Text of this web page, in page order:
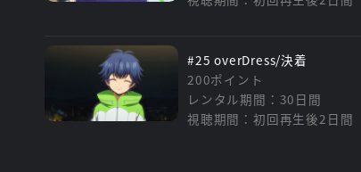
#25 overDress/決着
200ポイント
レンタル期間：30日間
視聴期間：初回再生後2日間